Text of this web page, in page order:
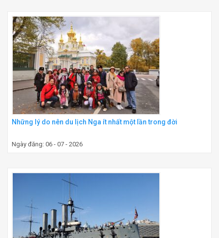
Những lý do nên du lịch Nga ít nhất một lần trong đời
Ngày đăng: 06 - 07 - 2026